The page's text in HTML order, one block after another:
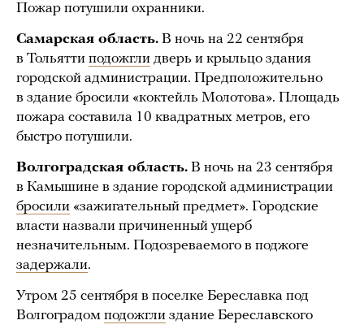
Пожар потушили охранники.
Самарская область. В ночь на 22 сентября
в Тольятти подожгли дверь и крыльцо здания
городской администрации. Предположительно
в здание бросили «коктейль Молотова». Площадь
пожара составила 10 квадратных метров, его
быстро потушили.
Волгоградская область. В ночь на 23 сентября
в Камышине в здание городской администрации
бросили «зажигательный предмет». Городские
власти назвали причиненный ущерб
незначительным. Подозреваемого в поджоге
задержали.
Утром 25 сентября в поселке Береславка под
Волгоградом подожгли здание Береславского